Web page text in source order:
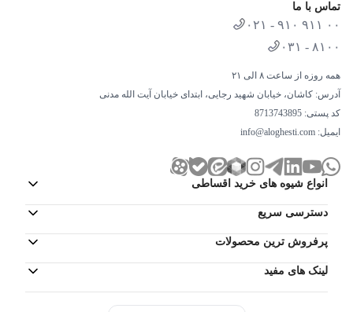
تماس با ما
۰۲۱ - ۹۱۰ ۹۱۱ ۰۰
۰۳۱ - ۸۱۰۰
همه روزه از ساعت ۸ الی ۲۱
آدرس: کاشان، خیابان شهید رجایی، ابتدای خیابان آیت الله مدنی
کد پستی: 8713743895
ایمیل: info@aloghesti.com
انواع شیوه های خرید اقساطی
دسترسی سریع
پرفروش ترین محصولات
لینک های مفید